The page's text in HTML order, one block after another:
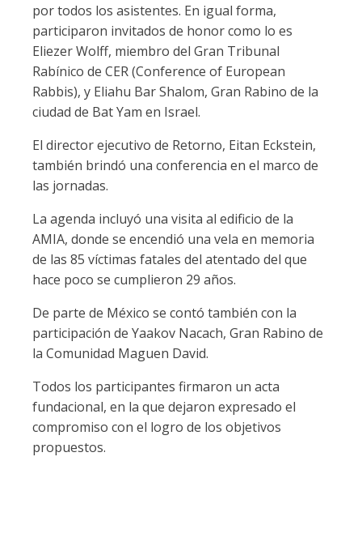
por todos los asistentes. En igual forma,
participaron invitados de honor como lo es
Eliezer Wolff, miembro del Gran Tribunal
Rabínico de CER (Conference of European
Rabbis), y Eliahu Bar Shalom, Gran Rabino de la
ciudad de Bat Yam en Israel.
El director ejecutivo de Retorno, Eitan Eckstein,
también brindó una conferencia en el marco de
las jornadas.
La agenda incluyó una visita al edificio de la
AMIA, donde se encendió una vela en memoria
de las 85 víctimas fatales del atentado del que
hace poco se cumplieron 29 años.
De parte de México se contó también con la
participación de Yaakov Nacach, Gran Rabino de
la Comunidad Maguen David.
Todos los participantes firmaron un acta
fundacional, en la que dejaron expresado el
compromiso con el logro de los objetivos
propuestos.